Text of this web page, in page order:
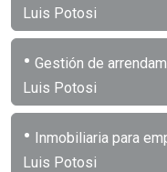
Luis Potosi
• Gestión de
Luis Potosi
• Inmobiliaria para
Luis Potosi